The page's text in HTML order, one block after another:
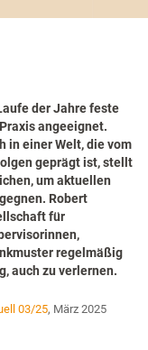
der Jahre feste
angeeignet.
in einer Welt, die vom
geprägt ist, stellt
um aktuellen
Robert
für
regelmäßig
auch zu verlernen.
03/25, März 2025